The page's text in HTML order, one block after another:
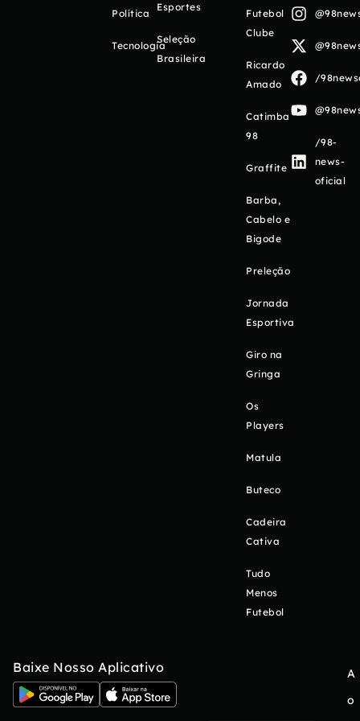
Política
Tecnologia
Esportes
Seleção
Brasileira
Futebol
Clube
Ricardo
Amado
Catimba
98
Graffite
Barba,
Cabelo e
Bigode
Preleção
Jornada
Esportiva
Giro na
Gringa
Os
Players
Matula
Buteco
Cadeira
Cativa
Tudo
Menos
Futebol
/
/98-
news-
oficial
Baixe Nosso Aplicativo
A
o